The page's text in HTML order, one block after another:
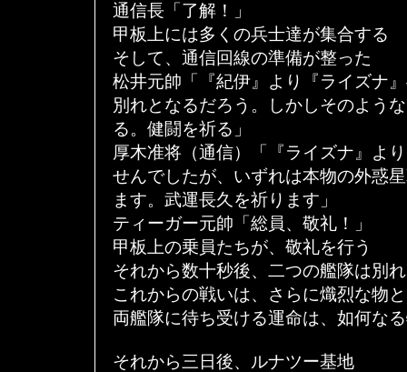
通信長「了解！」
甲板上には多くの兵士達が集合する
そして、通信回線の準備が整った
松井元帥「『紀伊』より『ライズナ
別れとなるだろう。しかしそのよう
る。健闘を祈る」
厚木准将（通信）「『ライズナ』よ
せんでしたが、いずれは本物の外惑
ます。武運長久を祈ります」
ティーガー元帥「総員、敬礼！」
甲板上の乗員たちが、敬礼を行う
それから数十秒後、二つの艦隊は別
これからの戦いは、さらに熾烈な物
両艦隊に待ち受ける運命は、如何な
それから三日後、ルナツー基地